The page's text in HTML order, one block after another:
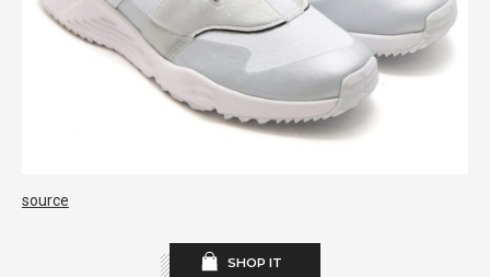
source
SHOP IT